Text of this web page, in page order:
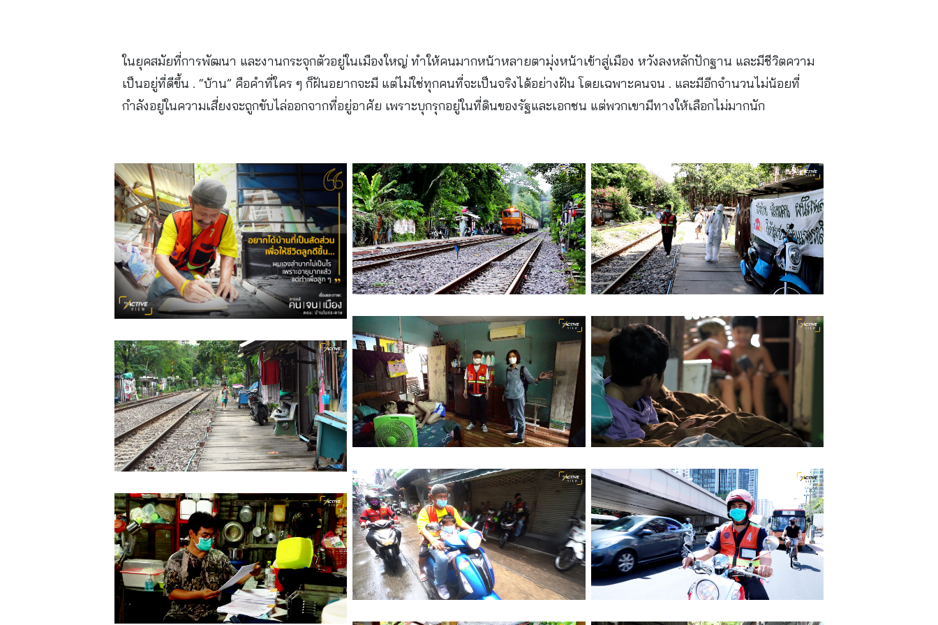
ในยุคสมัยที่การพัฒนา และงานกระจุกตัวอยู่ในเมืองใหญ่ ทำให้คนมากหน้าหลายตามุ่งหน้าเข้าสู่เมือง หวังลงหลักปักฐาน และมีชีวิตความ
เป็นอยู่ที่ดีขึ้น . “บ้าน” คือคำที่ใคร ๆ ก็ฝันอยากจะมี แต่ไม่ใช่ทุกคนที่จะเป็นจริงได้อย่างฝัน โดยเฉพาะคนจน . และมีอีกจำนวนไม่น้อยที่
กำลังอยู่ในความเสี่ยงจะถูกขับไล่ออกจากที่อยู่อาศัย เพราะบุกรุกอยู่ในที่ดินของรัฐและเอกชน แต่พวกเขามีทางให้เลือกไม่มากนัก